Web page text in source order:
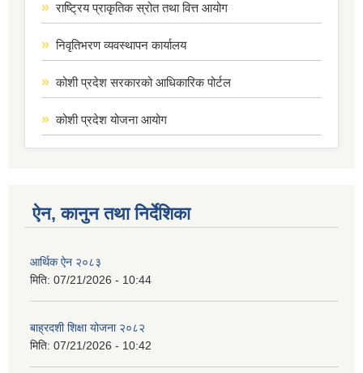
राष्ट्रिय प्राकृतिक स्रोत तथा वित्त आयोग
निवृतिभरण व्यवस्थापन कार्यालय
कोशी प्रदेश सरकारको आधिकारिक पोर्टल
कोशी प्रदेश योजना आयोग
ऐन, कानुन तथा निर्देशिका
आर्थिक ऐन २०८३
मिति: 07/21/2026 - 10:44
बाह्रदशी शिक्षा योजना २०८२
मिति: 07/21/2026 - 10:42